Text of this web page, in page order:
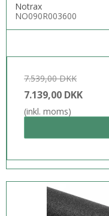
Notrax
NO090R003600
7.539,00 DKK
7.139,00 DKK
(inkl. moms)